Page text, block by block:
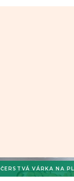
ČERSTVÁ VÁRKA NA